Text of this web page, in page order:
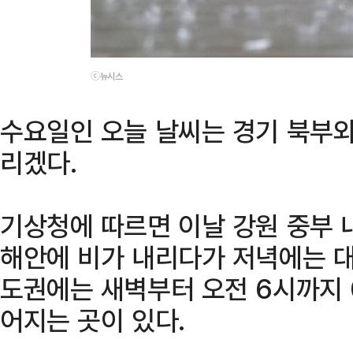
ⓒ뉴시스
수요일인 오늘 날씨는 경기 북부
리겠다.
기상청에 따르면 이날 강원 중부
해안에 비가 내리다가 저녁에는
도권에는 새벽부터 오전 6시까
어지는 곳이 있다.